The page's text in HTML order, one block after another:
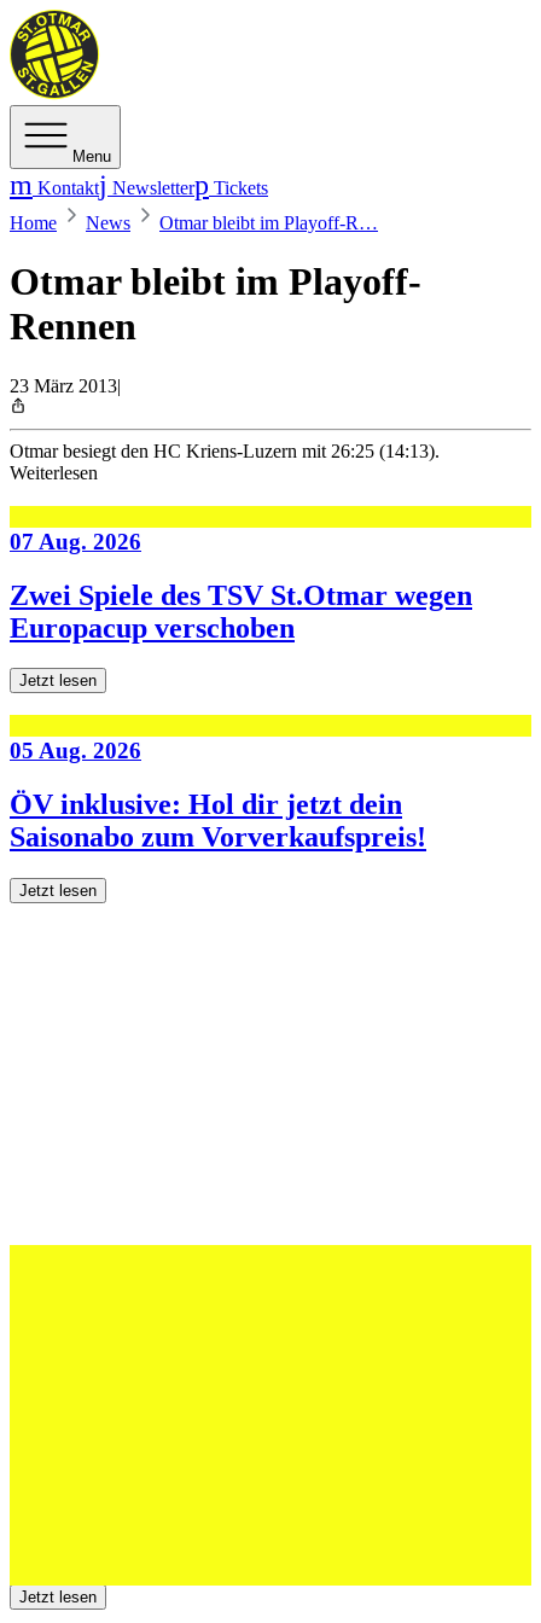
Menu
Kontakt Newsletter
Tickets
Home
News Otmar bleibt im Playoff-R…
Otmar bleibt im Playoff-
Rennen
23 März 2013|
Otmar besiegt den HC Kriens-Luzern mit 26:25 (14:13).
Weiterlesen
07 Aug. 2026
Zwei Spiele des TSV St.Otmar wegen
Europacup verschoben
Jetzt lesen
05 Aug. 2026
ÖV inklusive: Hol dir jetzt dein
Saisonabo zum Vorverkaufspreis!
Jetzt lesen
Jetzt lesen